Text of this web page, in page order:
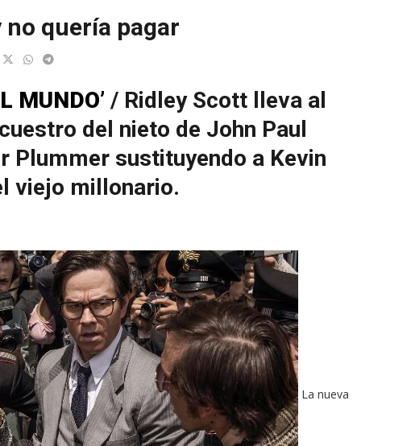
no quería pagar
MUNDO’ / Ridley Scott lleva al
del nieto de John Paul
Plummer sustituyendo a Kevin
viejo millonario.
La nueva